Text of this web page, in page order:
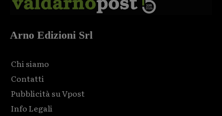
Arno Edizioni Srl
Chi siamo
Contatti
Pubblicità su Vpost
Info Legali